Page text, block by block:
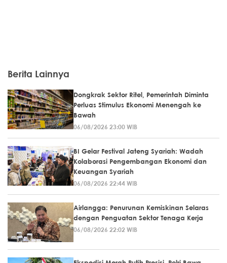
Berita Lainnya
Dongkrak Sektor Ritel, Pemerintah Diminta
Perluas Stimulus Ekonomi Menengah ke
Bawah
06/08/2026 23:00 WIB
BI Gelar Festival Jateng Syariah: Wadah
Kolaborasi Pengembangan Ekonomi dan
Keuangan Syariah
06/08/2026 22:44 WIB
Airlangga: Penurunan Kemiskinan Selaras
dengan Penguatan Sektor Tenaga Kerja
06/08/2026 22:02 WIB